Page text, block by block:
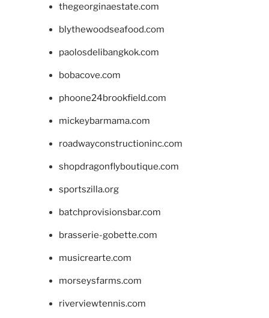
thegeorginaestate.com
blythewoodseafood.com
paolosdelibangkok.com
bobacove.com
phoone24brookfield.com
mickeybarmama.com
roadwayconstructioninc.com
shopdragonflyboutique.com
sportszilla.org
batchprovisionsbar.com
brasserie-gobette.com
musicrearte.com
morseysfarms.com
riverviewtennis.com